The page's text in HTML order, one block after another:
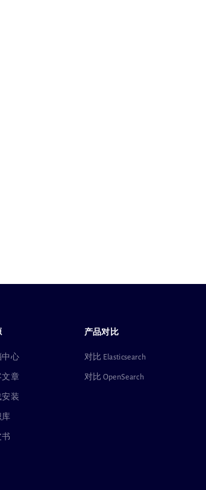
中心
文章
安装
库
书
产品对比
对比 Elasticsearch
对比 OpenSearch